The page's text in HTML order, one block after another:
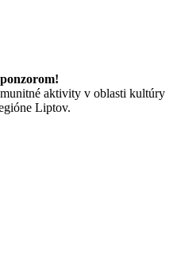
aktivity v oblasti kultúry
Liptov.